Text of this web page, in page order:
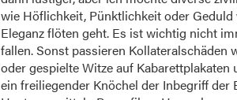
wie Höflichkeit, Pünktlichkeit oder
Eleganz flöten geht. Es ist wichtig nicht
fallen. Sonst passieren Kollateralschäden
oder gespielte Witze auf
ein freiliegender Knöchel der Inbegriff